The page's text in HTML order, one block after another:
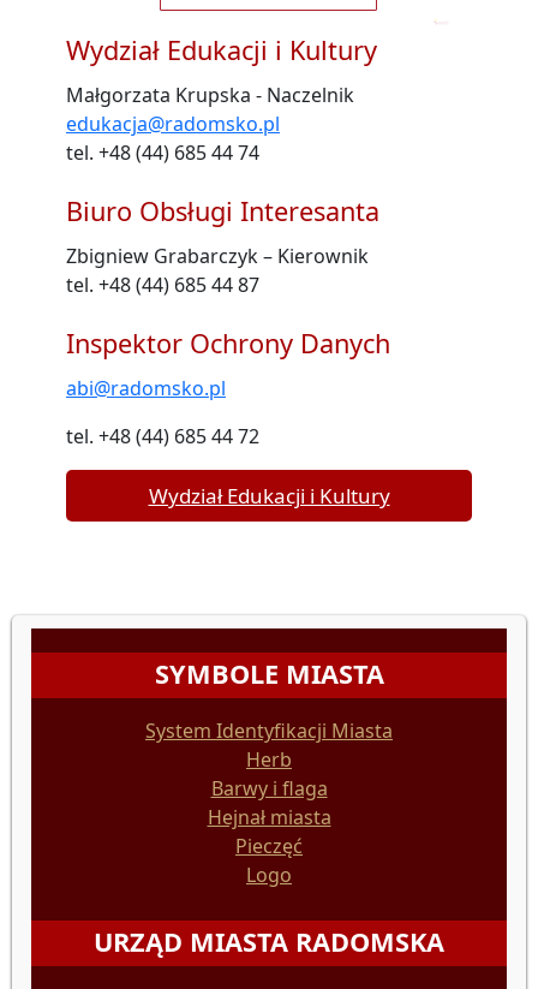
Wydział Edukacji i Kultury
Małgorzata Krupska - Naczelnik
edukacja@radomsko.pl
tel. +48 (44) 685 44 74
Biuro Obsługi Interesanta
Zbigniew Grabarczyk – Kierownik
tel. +48 (44) 685 44 87
Inspektor Ochrony Danych
abi@radomsko.pl
tel. +48 (44) 685 44 72
Wydział Edukacji i Kultury
SYMBOLE MIASTA
System Identyfikacji Miasta
Herb
Barwy i flaga
Hejnał miasta
Pieczęć
Logo
URZĄD MIASTA RADOMSKA